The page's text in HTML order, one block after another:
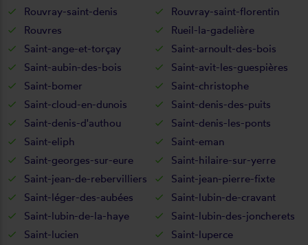
Rouvray-saint-denis
Rouvray-saint-florentin
Rouvres
Rueil-la-gadelière
Saint-ange-et-torçay
Saint-arnoult-des-bois
Saint-aubin-des-bois
Saint-avit-les-guespières
Saint-bomer
Saint-christophe
Saint-cloud-en-dunois
Saint-denis-des-puits
Saint-denis-d'authou
Saint-denis-les-ponts
Saint-eliph
Saint-eman
Saint-georges-sur-eure
Saint-hilaire-sur-yerre
Saint-jean-de-rebervilliers
Saint-jean-pierre-fixte
Saint-léger-des-aubées
Saint-lubin-de-cravant
Saint-lubin-de-la-haye
Saint-lubin-des-joncherets
Saint-lucien
Saint-luperce